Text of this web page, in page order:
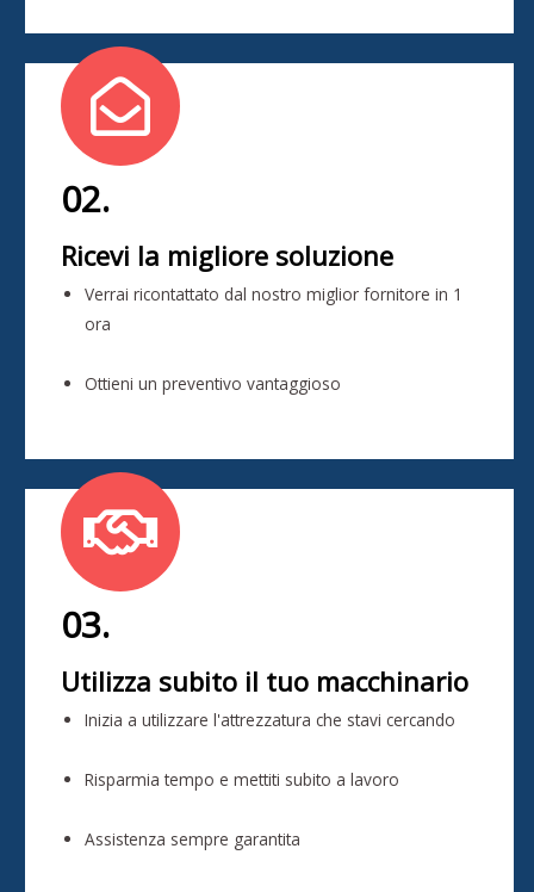
02.
Ricevi la migliore soluzione
Verrai ricontattato dal nostro miglior fornitore in 1
ora
Ottieni un preventivo vantaggioso
03.
Utilizza subito il tuo macchinario
Inizia a utilizzare l'attrezzatura che stavi cercando
Risparmia tempo e mettiti subito a lavoro
Assistenza sempre garantita